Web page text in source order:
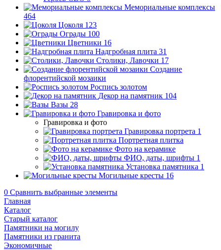
Мемориальные комплексы
464
Цоколя 123
Ограды 100
Цветники 16
Надгробная плита 31
Столики, Лавочки 17
Создание
флорентийской мозаики
Роспись золотом
Декор на памятник 104
Вазы 28
Гравировка и фото
Гравировка и фото
Гравировка портрета 1
Портретная плитка
Фото на керамике
ФИО, даты, шрифты 1
Установка памятника 1
Могильные кресты 16
0 Сравнить выбранные элементы
Главная
Каталог
Старый каталог
Памятники на могилу
Памятники из гранита
Экономичные